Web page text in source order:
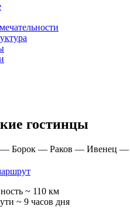
гостинцы
Борок — Раков — Ивенец —
~ 110 км
~ 9 часов дня